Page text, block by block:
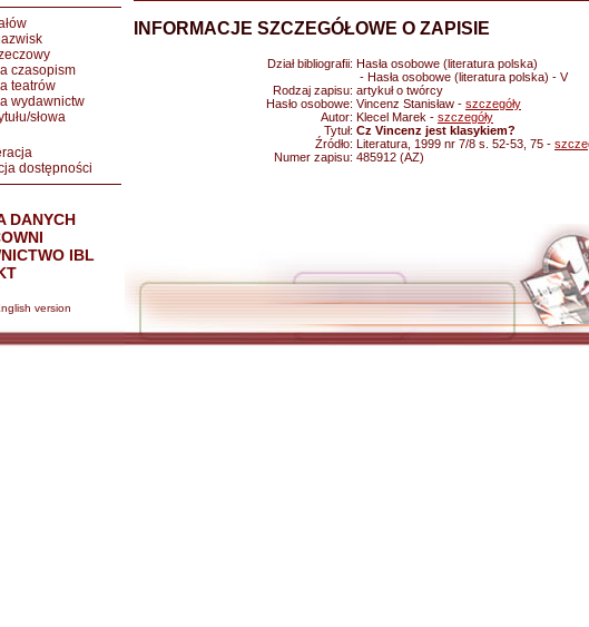
czasopism
teatrów
wydawnictw
słowa
dostępności
DANYCH
IBL
version
INFORMACJE SZCZEGÓŁOWE O ZAPISIE
Dział bibliografii: Hasła osobowe (literatura polska)
- Hasła osobowe (literatura polska) - V
Rodzaj zapisu: artykuł o twórcy
Hasło osobowe: Vincenz Stanisław - szczegóły
Autor: Klecel Marek - szczegóły
Tytuł: Cz Vincenz jest klasykiem?
Źródło: Literatura, 1999 nr 7/8 s. 52-53, 75 -
Numer zapisu: 485912 (AZ)